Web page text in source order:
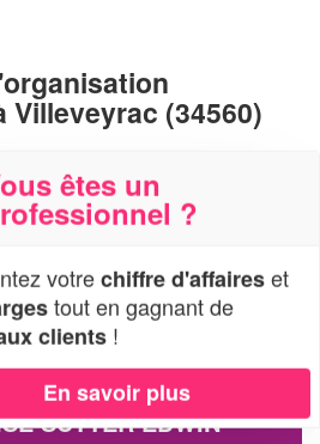
Villeveyrac (34560)
DOMAINE ABBAYE
De Valmagne
Villeveyrac
SUTTER EDWIN
êtes un
?
votrechiffre d'affaireset
tout en gagnant de
clients !
En savoir plus